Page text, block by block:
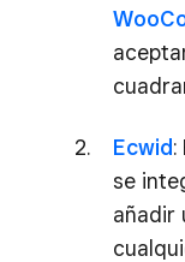
Ecwid:
se
añadir